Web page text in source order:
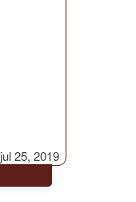
jul 25, 2019